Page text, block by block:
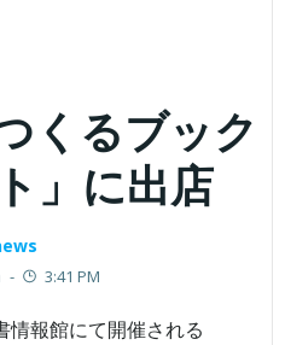
くるブック
」に出店
- 3:41 PM
情報館にて開催される